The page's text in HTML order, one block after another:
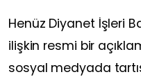
Henüz Diyanet İşleri
ilişkin resmi bir
sosyal medyada